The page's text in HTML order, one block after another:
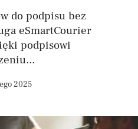
do podpisu bez
eSmartCourier
podpisowi
2025